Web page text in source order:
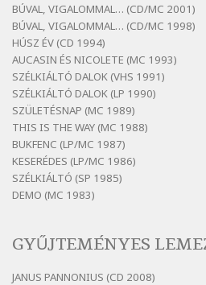
Bertók László: El-
Szélkiáltó
Bertók László: Elmenni
sok
Szélkiáltó
Bertók László: Mintha már
vasárnap
Szélkiáltó
Bertók László: Ó, az a hol
Bertók László: Vásáros
Szélkiáltó
BÚVAL, VIGALOMMAL… (CD/MC 2001)
BÚVAL, VIGALOMMAL… (CD/MC 1998)
HÚSZ ÉV (CD 1994)
AUCASIN ÉS NICOLETE (MC 1993)
SZÉLKIÁLTÓ DALOK (VHS 1991)
SZÉLKIÁLTÓ DALOK (LP 1990)
SZÜLETÉSNAP (MC 1989)
THIS IS THE WAY (MC 1988)
BUKFENC (LP/MC 1987)
KESERÉDES (LP/MC 1986)
SZÉLKIÁLTÓ (SP 1985)
DEMO (MC 1983)
GYŰJTEMÉNYES
JANUS PANNONIUS (CD 2008)